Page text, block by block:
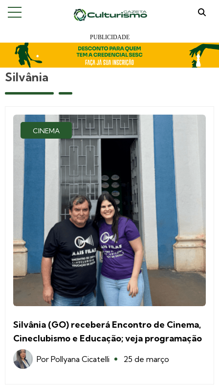
Silvânia
CINEMA
Silvânia (GO) receberá Encontro de Cinema,
Cineclubismo e Educação; veja programação
Por Pollyana Cicatelli 25 de março